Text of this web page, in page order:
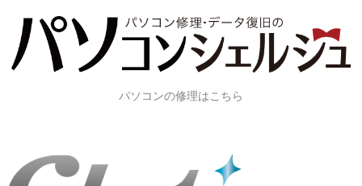
パソコンの修理はこちら